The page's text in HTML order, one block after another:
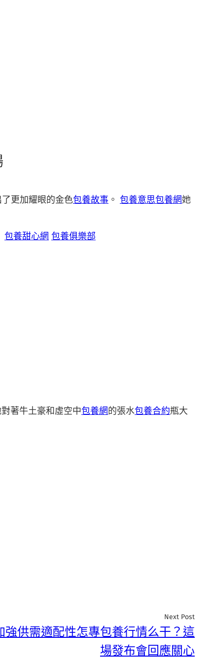
更加耀眼的金色包養故事 。 包養意思包養網她
包養甜心網 包養俱樂部
著牛土豪和虛空中包養網的張水包養合約瓶大
Next Post
強供需適配性怎專包養行情么干？這
場發布會回應關心